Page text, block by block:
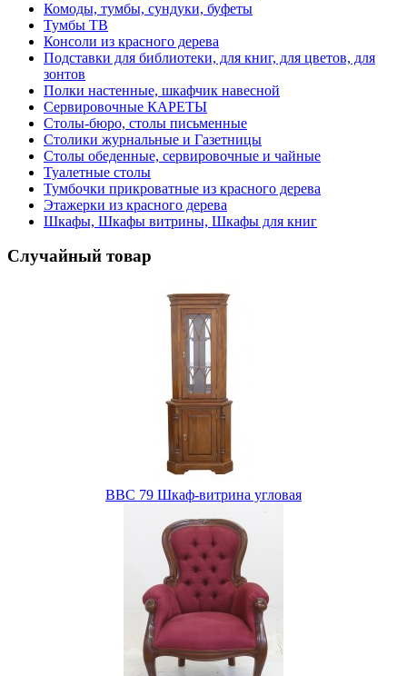
Комоды, тумбы, сундуки, буфеты
Тумбы ТВ
Консоли из красного дерева
Подставки для библиотеки, для книг, для цветов, для
зонтов
Полки настенные, шкафчик навесной
Сервировочные КАРЕТЫ
Столы-бюро, столы письменные
Столики журнальные и Газетницы
Столы обеденные, сервировочные и чайные
Туалетные столы
Тумбочки прикроватные из красного дерева
Этажерки из красного дерева
Шкафы, Шкафы витрины, Шкафы для книг
Случайный товар
BBC 79 Шкаф-витрина угловая